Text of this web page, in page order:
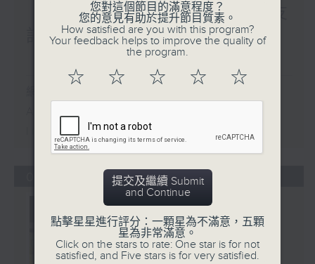
《好玩醫學》颱風季節對老友
記嘅骨科健康有咩影響？／
《香江私房菜》
live webcast
05/08/2026
您對這個節目的滿意程度？
您的意見有助於提升節目質素。
How satisfied are you with this program?
Your feedback helps to improve the quality of
the program.
☆ ☆ ☆ ☆ ☆
提交及繼續 Submit
and Continue
點擊星星進行評分：一顆星為不滿意，五顆
星為非常滿意。
Click on the stars to rate: One star is for not
satisfied, and Five stars is for very satisfied.